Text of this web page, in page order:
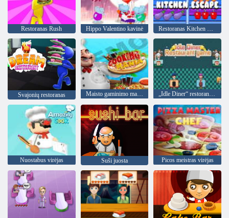
Restoranas Rush Hippo Valentino kavinė
Svajonių restoranas Maisto gaminimo manija 2022 m „Idle Diner“ restorano žaidimas
Nuostabus virėjas Suši juosta Picos meistras virėjas